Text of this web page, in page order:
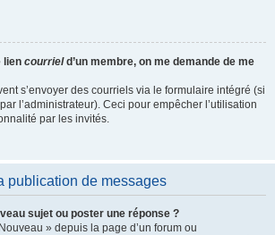
lien courrield’un membre, on me demande de me
s’envoyer des courriels via le formulaire intégré (si
l’administrateur). Ceci pour empêcher l’utilisation
par les invités.
publication de messages
sujet ou poster une réponse ?
» depuis la page d’un forum ou